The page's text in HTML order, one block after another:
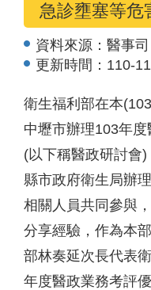
急診壅塞等危
資料來源： 醫事司
更新時間： 110-
衛生福利部在本
中壢市辦理103年
(以下稱醫政研討會
縣市政府衛生局辦
相關人員共同參與
分享經驗，作為本
部林奏延次長代表
年度醫政業務考評